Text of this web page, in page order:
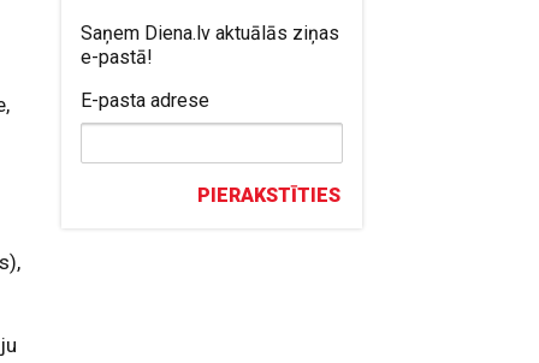
Saņem Diena.lv aktuālās ziņas
e-pastā!
E-pasta adrese
PIERAKSTĪTIES